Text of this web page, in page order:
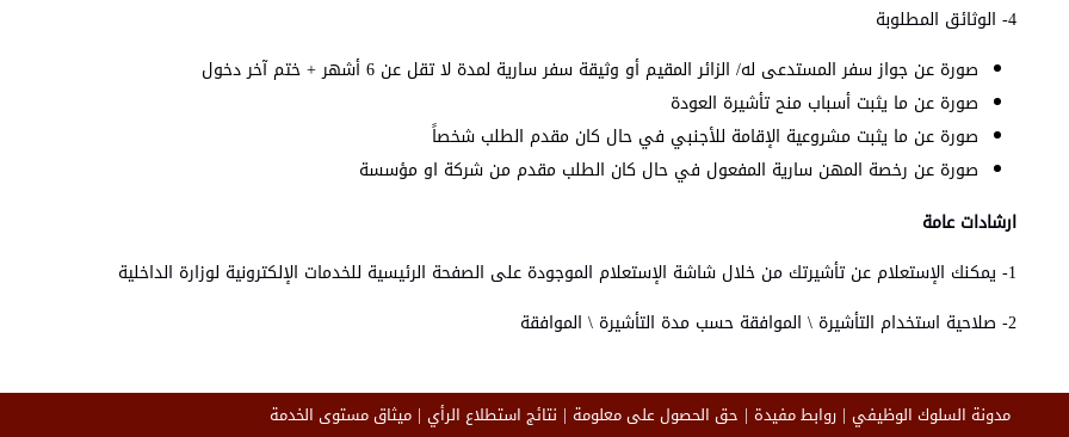
4- الوثائق المطلوبة
صورة عن جواز سفر المستدعى له/ الزائر المقيم أو وثيقة سفر سارية لمدة لا تقل عن 6 أشهر + ختم آخر دخول
صورة عن ما يثبت أسباب منح تأشيرة العودة
صورة عن ما يثبت مشروعية الإقامة للأجنبي في حال كان مقدم الطلب شخصاً
صورة عن رخصة المهن سارية المفعول في حال كان الطلب مقدم من شركة او مؤسسة
ارشادات عامة
1- يمكنك الإستعلام عن تأشيرتك من خلال شاشة الإستعلام الموجودة على الصفحة الرئيسية للخدمات الإلكترونية لوزارة الداخلية
2- صلاحية استخدام التأشيرة \ الموافقة حسب مدة التأشيرة \ الموافقة
مدونة السلوك الوظيفي روابط مفيدة حق الحصول على معلومة نتائج استطلاع الرأي ميثاق مستوى الخدمة